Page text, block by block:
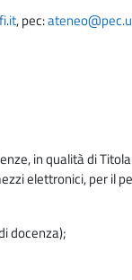
, pec:
in qualità di
elettronici, per il
docenza);